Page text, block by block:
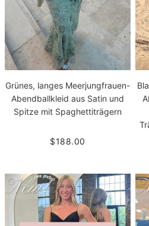
Grünes, langes Meerjungfrauen-
Abendballkleid aus Satin und
Spitze mit Spaghettiträgern
$188.00